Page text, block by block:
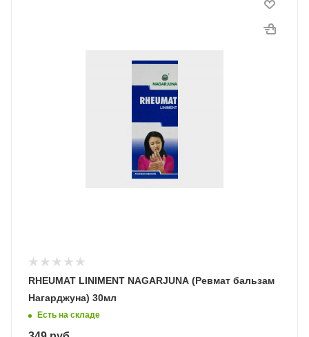
RHEUMAT LINIMENT NAGARJUNA (Ревмат бальзам
Нагарджуна) 30мл
Есть на складе